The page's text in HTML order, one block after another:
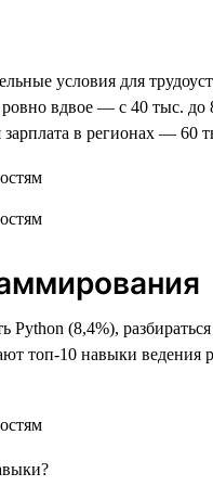
условия для
ровно вдвое — с 40 тыс.
в регионах — 60
Python (8,4%),
топ-10 навыки ведения